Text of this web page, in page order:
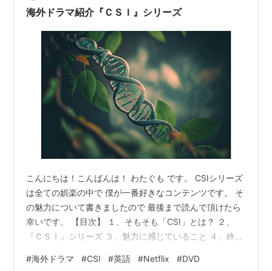
はこのあとここで刺し子するので、このまま。 switchプ
海外ドラマ紹介『ＣＳＩ』シリーズ
こんにちは！こんばんは！ わたぐも です。 CSIシリーズ
は全ての娯楽の中で 僕が一番好きなコンテンツです。 そ
の魅力について書きましたので 最後まで読んで頂けたら
幸いです。 【目次】 １、そもそも「CSI」とは？ ２、
『ＣＳＩ』シリーズ ３、魅力に感じていること ４、終わ
察組織の中で 科学捜査を専門とした部署です。 ちなみ
#海外ドラマ #CSI #英語 #Netflix #DVD